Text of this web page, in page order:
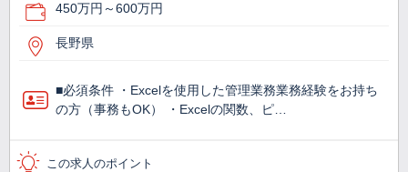
450万円～600万円
長野県
■必須条件 ・Excelを使用した管理業務業務経験をお持ち
の方（事務もOK） ・Excelの関数、ピ…
この求人のポイント